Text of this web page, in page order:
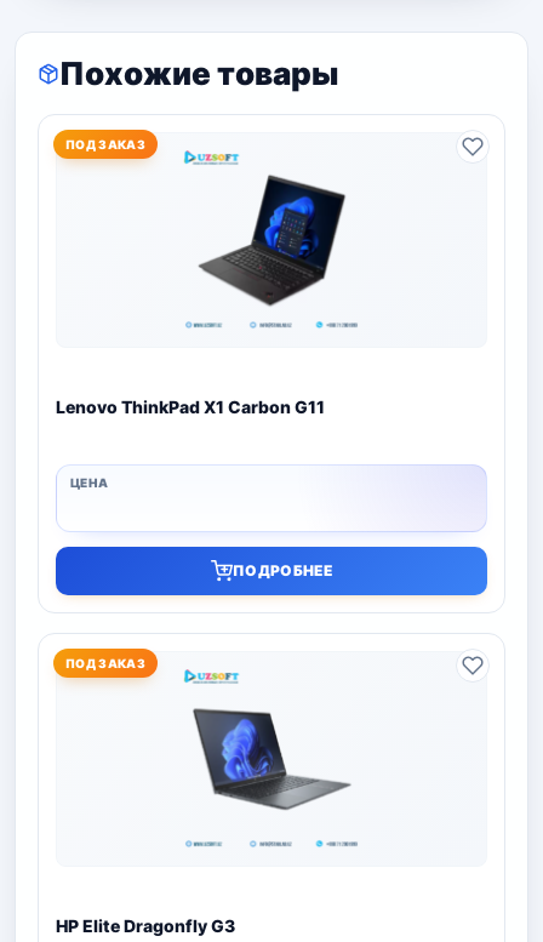
Похожие товары
ПОД ЗАКАЗ
Lenovo ThinkPad X1 Carbon G11
ПОДРОБНЕЕ
ПОД ЗАКАЗ
HP Elite Dragonfly G3